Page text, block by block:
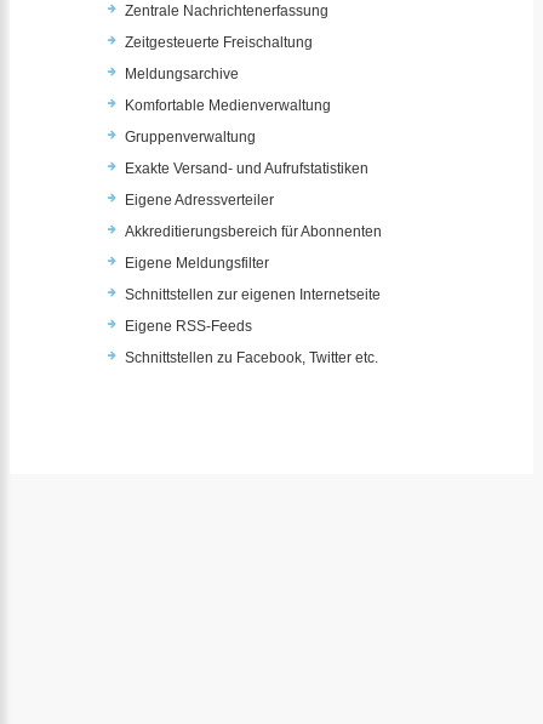
Zentrale Nachrichtenerfassung
Zeitgesteuerte Freischaltung
Meldungsarchive
Komfortable Medienverwaltung
Gruppenverwaltung
Exakte Versand- und Aufrufstatistiken
Eigene Adressverteiler
Akkreditierungsbereich für Abonnenten
Eigene Meldungsfilter
Schnittstellen zur eigenen Internetseite
Eigene RSS-Feeds
Schnittstellen zu Facebook, Twitter etc.